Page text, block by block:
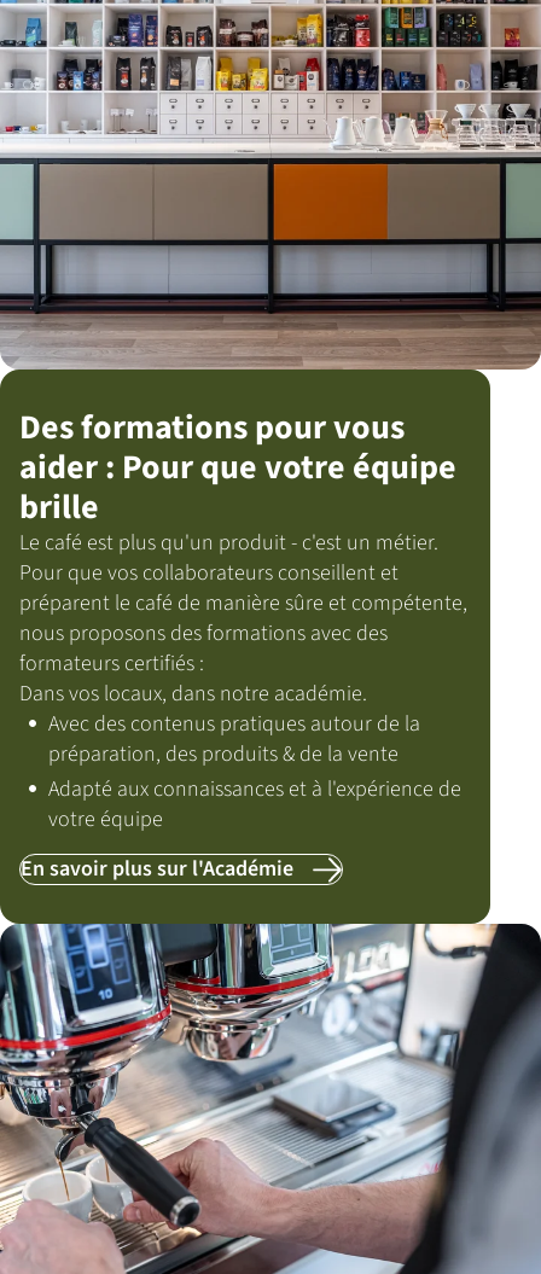
Des formations pour vous
aider : Pour que votre équipe
brille
Le café est plus qu'un produit - c'est un métier.
Pour que vos collaborateurs conseillent et
préparent le café de manière sûre et compétente,
nous proposons des formations avec des
formateurs certifiés :
Dans vos locaux, dans notre académie.
Avec des contenus pratiques autour de la
préparation, des produits & de la vente
Adapté aux connaissances et à l'expérience de
votre équipe
En savoir plus sur l'Académie